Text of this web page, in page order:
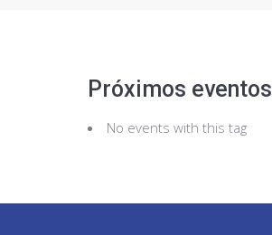
Próximos eventos
No events with this tag